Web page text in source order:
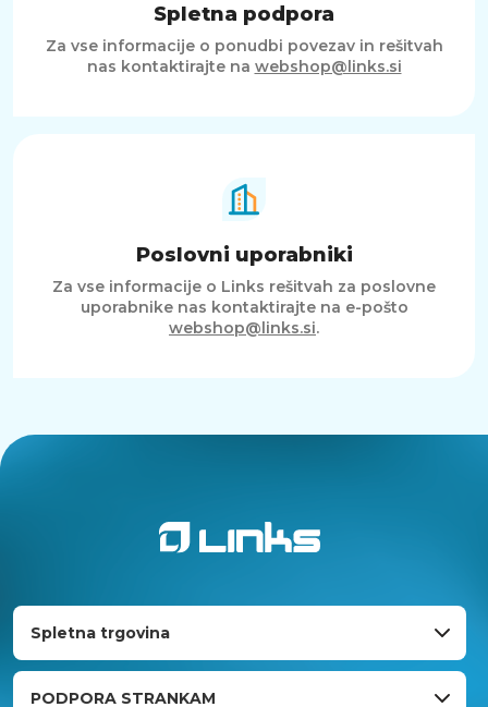
Spletna podpora
Za vse informacije o ponudbi povezav in rešitvah
nas kontaktirajte na webshop@links.si
Poslovni uporabniki
Za vse informacije o Links rešitvah za poslovne
uporabnike nas kontaktirajte na e-pošto
webshop@links.si.
Spletna trgovina
PODPORA STRANKAM